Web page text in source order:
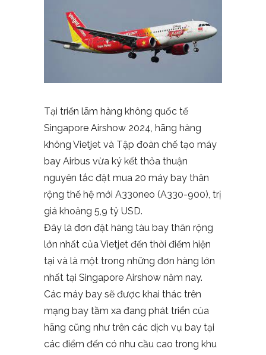
Tại triển lãm hàng không quốc tế
Singapore Airshow 2024, hãng hàng
không Vietjet và Tập đoàn chế tạo máy
bay Airbus vừa ký kết thỏa thuận
nguyên tắc đặt mua 20 máy bay thân
rộng thế hệ mới A330neo (A330-900), trị
giá khoảng 5,9 tỷ USD.
Đây là đơn đặt hàng tàu bay thân rộng
lớn nhất của Vietjet đến thời điểm hiện
tại và là một trong những đơn hàng lớn
nhất tại Singapore Airshow năm nay.
Các máy bay sẽ được khai thác trên
mạng bay tầm xa đang phát triển của
hãng cũng như trên các dịch vụ bay tại
các điểm đến có nhu cầu cao trong khu